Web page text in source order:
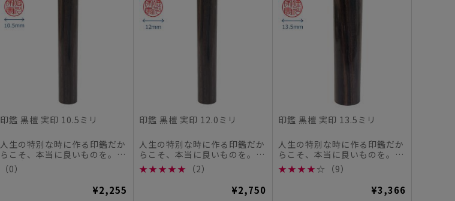
印鑑 黒檀 実印 10.5ミリ
人生の特別な時に作る印鑑だか
らこそ、本当に良いものを。
この度、シヤチハタオフィシャ
ル...
（0）
¥2,255
印鑑 黒檀 実印 12.0ミリ
人生の特別な時に作る印鑑だか
らこそ、本当に良いものを。
この度、シヤチハタオフィシャ
ル...
★ ★ ★ ★ ★ （2）
¥2,750
印鑑 黒檀 実印 13.5ミリ
人生の特別な時に作る印鑑だか
らこそ、本当に良いものを。
この度、シヤチハタオフィシャ
ル...
★ ★ ★ ★ ☆ （9）
¥3,366